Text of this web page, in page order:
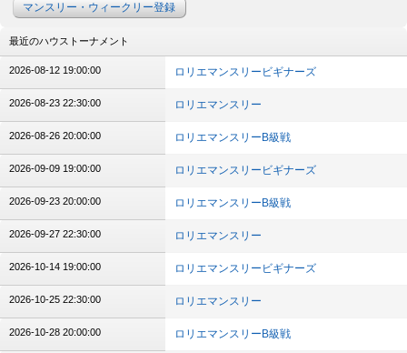
マンスリー・ウィークリー登録
最近のハウストーナメント
2026-08-12 19:00:00 ロリエマンスリービギナーズ
2026-08-23 22:30:00 ロリエマンスリー
2026-08-26 20:00:00 ロリエマンスリーB級戦
2026-09-09 19:00:00 ロリエマンスリービギナーズ
2026-09-23 20:00:00 ロリエマンスリーB級戦
2026-09-27 22:30:00 ロリエマンスリー
2026-10-14 19:00:00 ロリエマンスリービギナーズ
2026-10-25 22:30:00 ロリエマンスリー
2026-10-28 20:00:00 ロリエマンスリーB級戦